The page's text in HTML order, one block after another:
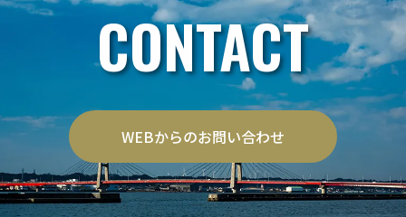
CONTACT
WEBからのお問い合わせ